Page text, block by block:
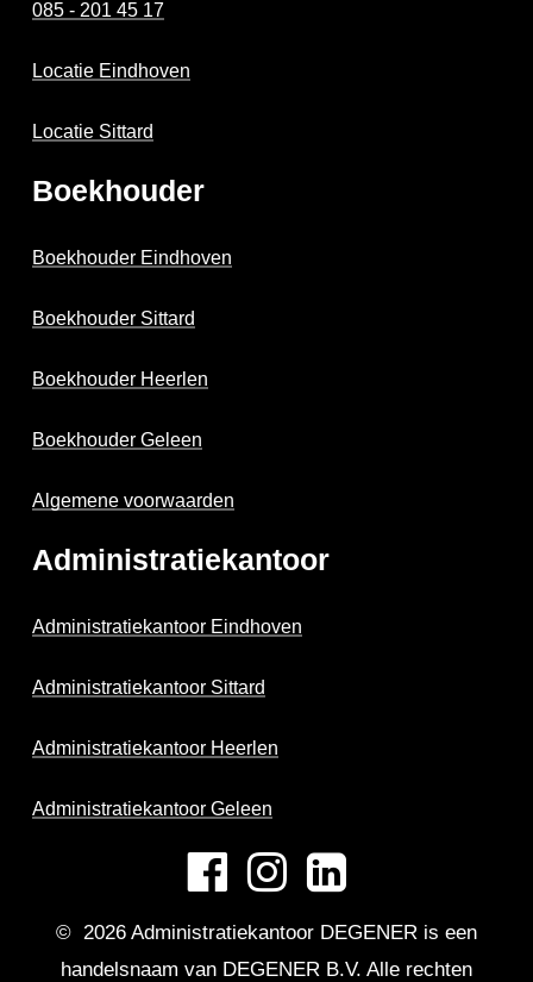
085 - 201 45 17
Locatie Eindhoven
Locatie Sittard
Boekhouder
Boekhouder Eindhoven
Boekhouder Sittard
Boekhouder Heerlen
Boekhouder Geleen
Algemene voorwaarden
Administratiekantoor
Administratiekantoor Eindhoven
Administratiekantoor Sittard
Administratiekantoor Heerlen
Administratiekantoor Geleen
© 2026Administratiekantoor DEGENER is een
handelsnaam van DEGENER B.V. Alle rechten